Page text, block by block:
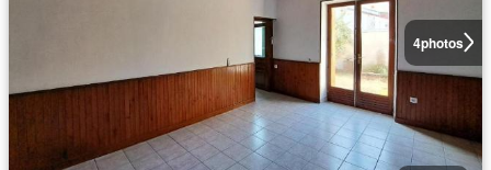
4photos